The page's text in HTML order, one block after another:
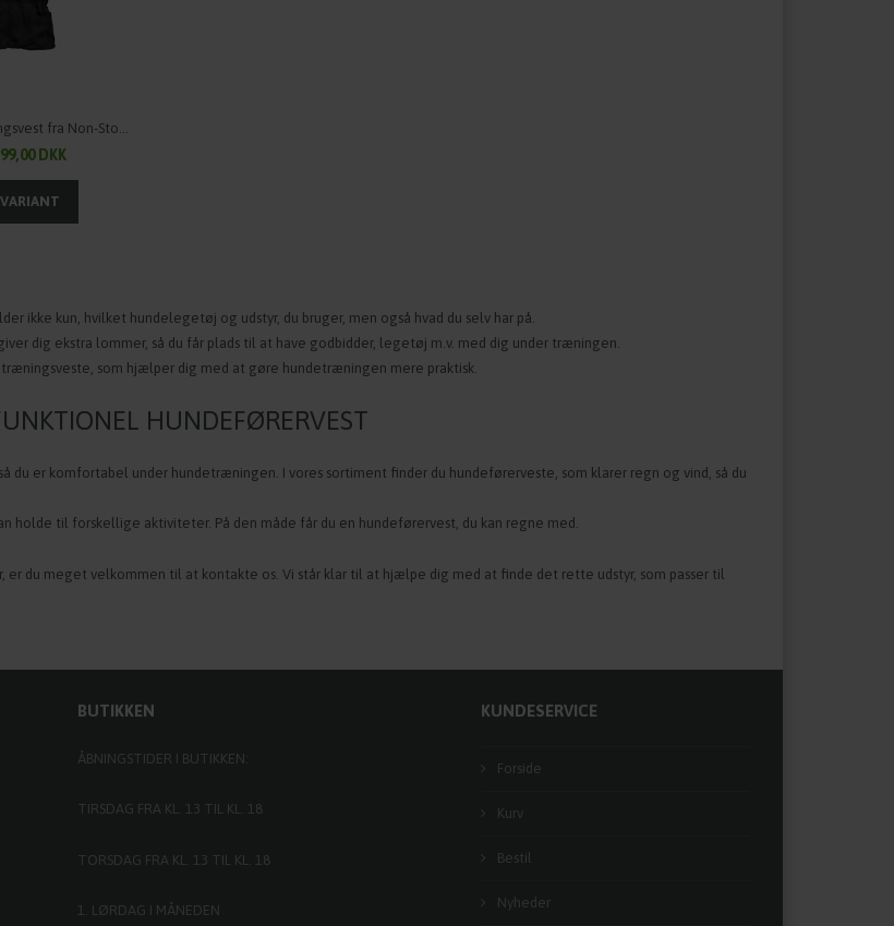
RESTSALG Træningsvest fra Non-Stop Dogwear - Unisex
DKK
ikke kun, hvilket hundelegetøj og udstyr, du bruger, men også hvad du selv har på.
dig ekstra lommer, så du får plads til at have godbidder, legetøj m.v. med dig under træningen.
som hjælper dig med at gøre hundetræningen mere praktisk.
HUNDEFØRERVEST
er komfortabel under hundetræningen. I vores sortiment finder du hundeførerveste, som klarer regn og vind, så du
holde til forskellige aktiviteter. På den måde får du en hundeførervest, du kan regne med.
du meget velkommen til at kontakte os. Vi står klar til at hjælpe dig med at finde det rette udstyr, som passer til
BUTIKKEN
ÅBNINGSTIDER I BUTIKKEN:
TIRSDAG FRA KL. 13 TIL KL. 18
TORSDAG FRA KL. 13 TIL KL. 18
1. LØRDAG I MÅNEDEN
KUNDESERVICE
Forside
Kurv
Bestil
Nyheder